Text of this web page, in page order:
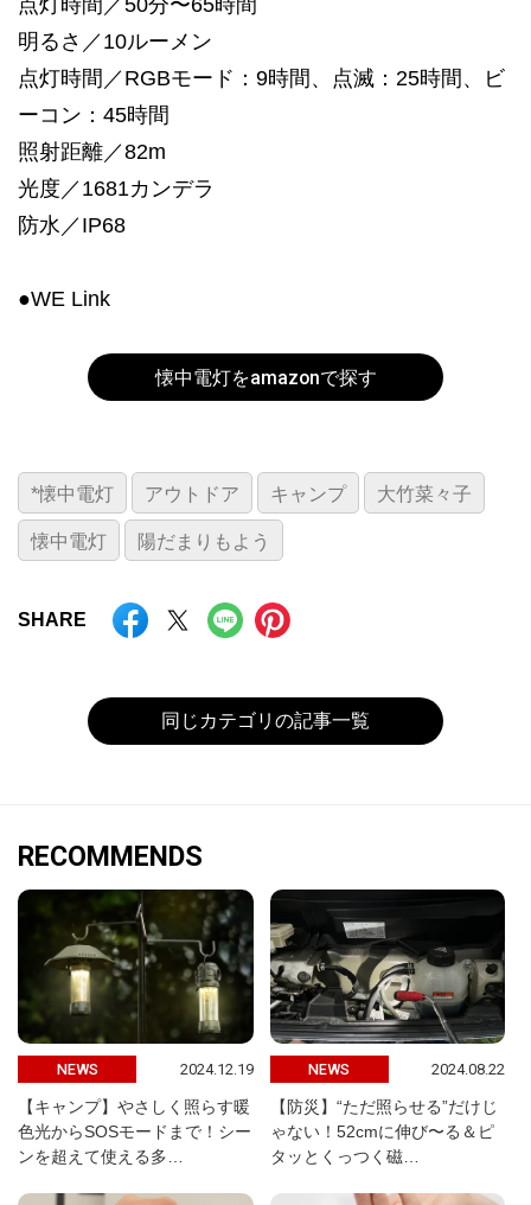
点灯時間／50分〜65時間
明るさ／10ルーメン
点灯時間／RGBモード：9時間、点滅：25時間、ビ
ーコン：45時間
照射距離／82m
光度／1681カンデラ
防水／IP68
●WE Link
懐中電灯をamazonで探す
*懐中電灯 アウトドア キャンプ 大竹菜々子
懐中電灯 陽だまりもよう
SHARE
同じカテゴリの記事一覧
RECOMMENDS
NEWS 2024.12.19
【キャンプ】やさしく照らす暖
色光からSOSモードまで！シー
ンを超えて使える多…
NEWS 2024.08.22
【防災】“ただ照らせる”だけじ
ゃない！52cmに伸び〜る＆ピ
タッとくっつく磁…